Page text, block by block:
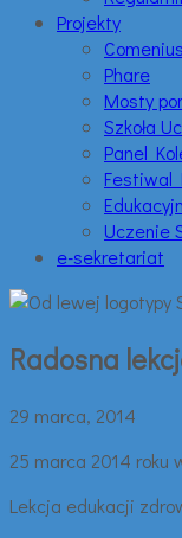
Projekty
Comenius
Phare
Mosty
Szkoła
Panel
Festiwal
Uczenie
e-sekretariat
Radosna
29 marca, 2014
25 marca 2014 roku
Lekcja edukacji